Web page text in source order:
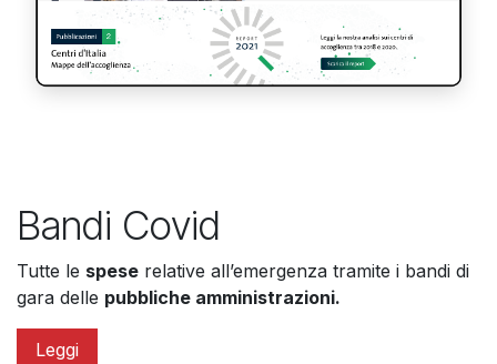
Bandi Covid​
Tutte le spese relative all’emergenza tramite i bandi di
gara delle pubbliche amministrazioni.
Leggi